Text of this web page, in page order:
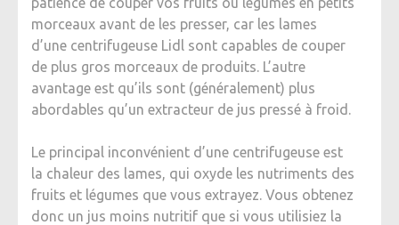
morceaux avant de les presser, car les lames
d’une centrifugeuse Lidl sont capables de couper
de plus gros morceaux de produits. L’autre
avantage est qu’ils sont (généralement) plus
abordables qu’un extracteur de jus pressé à froid.
Le principal inconvénient d’une centrifugeuse est
la chaleur des lames, qui oxyde les nutriments des
fruits et légumes que vous extrayez. Vous obtenez
donc un jus moins nutritif que si vous utilisiez la